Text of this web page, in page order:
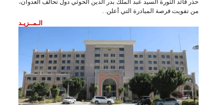
حذر قائد الثورة السيد عبد الملك بدر الدين الحوثي دول تحالف العدوان،
من تفويت فرصة المبادرة التي أعلن. .
الـمــزيـد